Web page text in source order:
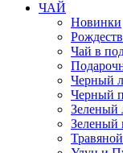
ЧАЙ
Новинки
Чай в
Черный
Черный
Зеленый
Зеленый